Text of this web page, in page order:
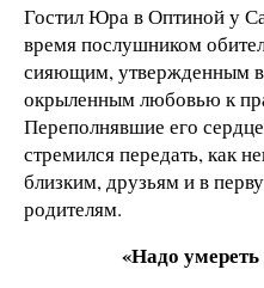
Гостил Юра в Оптиной у
время послушником
сияющим, утвержденным
окрыленным любовью к
Переполнявшие его сердце
стремился передать, как
близким, друзьям и в
родителям.
«Надо